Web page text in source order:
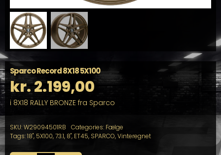
Sparco Record 8X18 5X100
kr.2.199,00
i 8X18 RALLY BRONZE fra Sparco
SKU:W29094501RB Categories: Fælge
Tags:18", 5X100,73.1, 8", ET45, SPARCO,Vinteregnet